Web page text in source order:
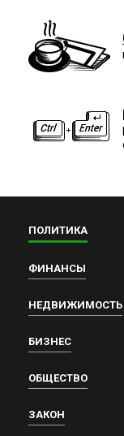
ПОЛИТИКА
ФИНАНСЫ
НЕДВИЖИМОСТЬ
БИЗНЕС
ОБЩЕСТВО
ЗАКОН